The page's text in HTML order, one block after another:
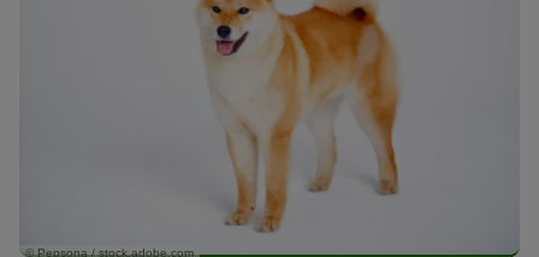
© Pepsona / stock.adobe.com